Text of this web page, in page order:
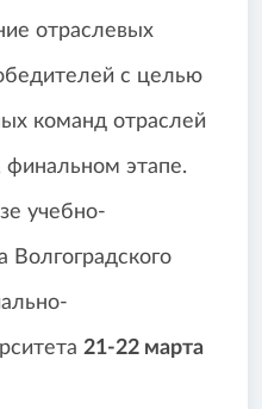
отраслевых
с целью
команд отраслей
финальном этапе.
учебно-
Волгоградского
21-22 марта